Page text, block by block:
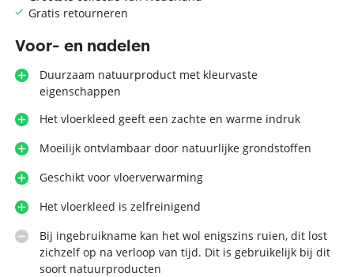
Gratis retourneren
Voor- en nadelen
Duurzaam natuurproduct met kleurvaste
eigenschappen
Het vloerkleed geeft een zachte en warme indruk
Moeilijk ontvlambaar door natuurlijke grondstoffen
Geschikt voor vloerverwarming
Het vloerkleed is zelfreinigend
Bij ingebruikname kan het wol enigszins ruien, dit lost
zichzelf op na verloop van tijd. Dit is gebruikelijk bij dit
soort natuurproducten